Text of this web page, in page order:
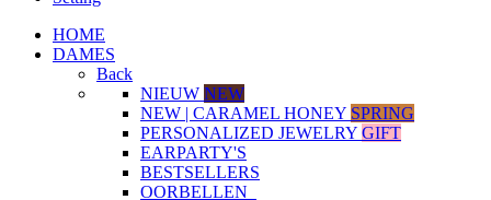
HOME
DAMES
Back
NIEUW NEW
NEW | CARAMEL HONEY SPRING
PERSONALIZED JEWELRY GIFT
EARPARTY'S
BESTSELLERS
OORBELLEN